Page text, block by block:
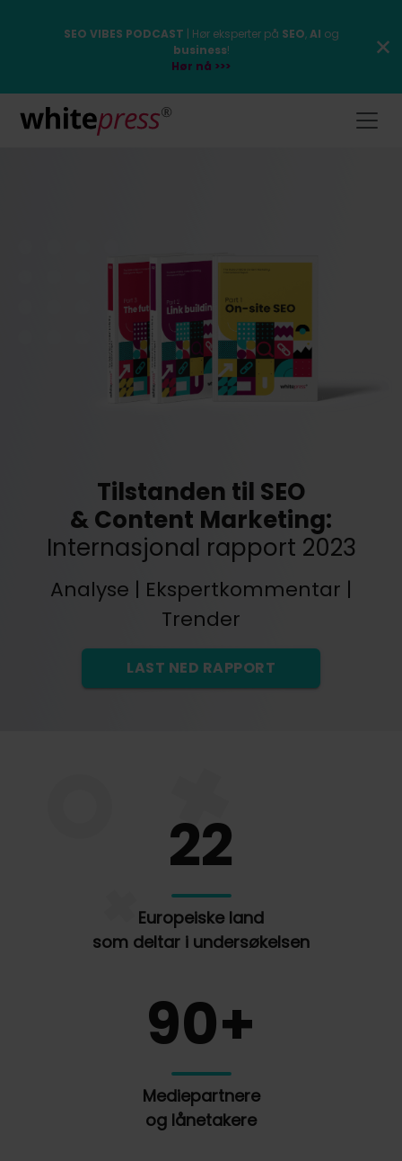
SEO VIBES PODCAST | Hør eksperter på SEO,AI og
business!
Hør nå >>>
Tilstanden til SEO
& Content Marketing:
Internasjonal rapport 2023
Analyse | Ekspertkommentar |
Trender
LAST NED RAPPORT
22
Europeiske land
som deltar i undersøkelsen
90+
Mediepartnere
og lånetakere